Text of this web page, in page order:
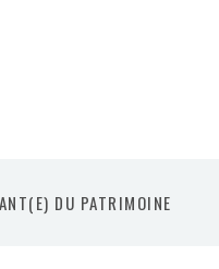
DU PATRIMOINE